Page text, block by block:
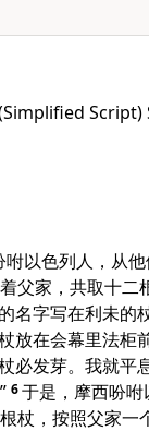
Script)
咐以色列人，从
父家，共取十二
的名字写在利未的
放在会幕里法柜
必发芽。我就平
6于是， 摩西吩咐
杖，按照父家一